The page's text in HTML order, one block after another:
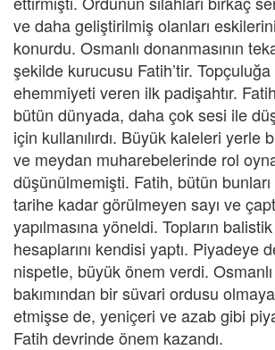
ve daha geliştirilmiş olanları
konurdu. Osmanlı donanmasının
şekilde kurucusu Fatih’tir.
ehemmiyeti veren ilk padişahtır.
bütün dünyada, daha çok sesi ile
için kullanılırdı. Büyük kaleleri yerle
ve meydan muharebelerinde rol
düşünülmemişti. Fatih, bütün bunları
tarihe kadar görülmeyen sayı ve
yapılmasına yöneldi. Topların
hesaplarını kendisi yaptı. Piyadeye
nispetle, büyük önem verdi.
bakımından bir süvari ordusu
etmişse de, yeniçeri ve azab gibi
Fatih devrinde önem kazandı.